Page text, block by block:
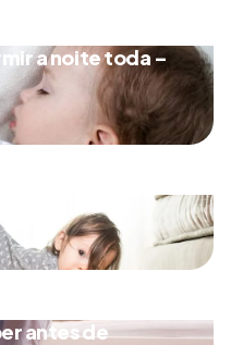
a noite toda –
antes de